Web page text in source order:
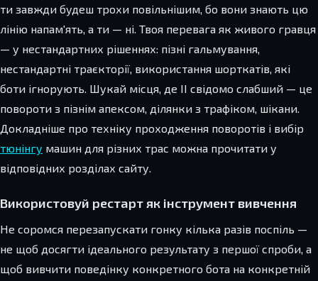
ти завжди будеш трохи повільнішим, бо вони знають цю
лінію напам'ять, а ти — ні. Твоя перевага як живого гравця
— у нестандартних рішеннях: пізні гальмування,
нестандартні траєкторії, використання шорткатів, які
боти ігнорують. Шукай місця, де ІІ свідомо слабший — це
повороти з пізнім апексом, ділянки з трафіком, шікани.
Докладніше про техніку проходження поворотів і вибір
тюнінгу машин для різних трас можна прочитати у
відповідних розділах сайту.
Використовуй рестарт як інструмент вивчення
Не соромся перезапускати гонку кілька разів поспіль —
не щоб досягти ідеального результату з першої спроби, а
щоб вивчити поведінку конкретного бота на конкретній